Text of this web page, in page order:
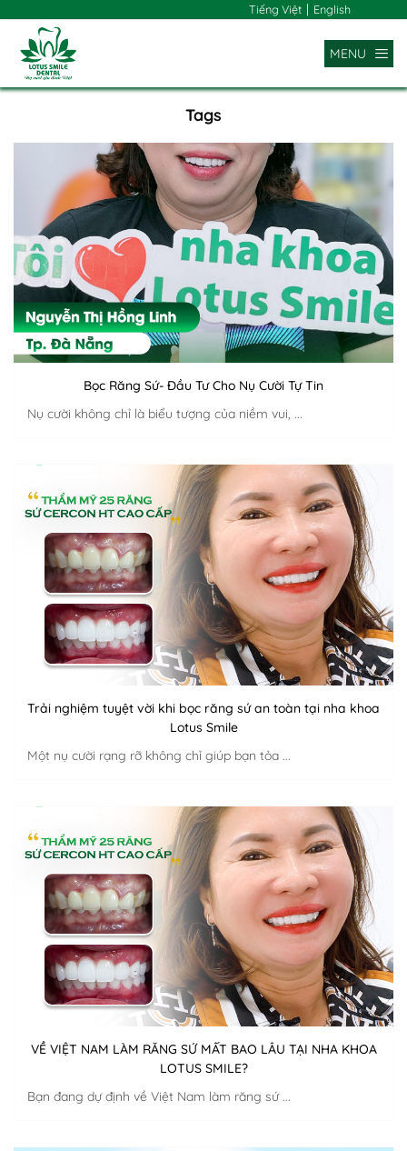
Tiếng Việt | English
MENU
Tags
Bọc Răng Sứ- Đầu Tư Cho Nụ Cười Tự Tin
Nụ cười không chỉ là biểu tượng của niềm vui, ...
Trải nghiệm tuyệt vời khi bọc răng sứ an toàn tại nha khoa
Lotus Smile
Một nụ cười rạng rỡ không chỉ giúp bạn tỏa ...
VỀ VIỆT NAM LÀM RĂNG SỨ MẤT BAO LÂU TẠI NHA KHOA
LOTUS SMILE?
Bạn đang dự định về Việt Nam làm răng sứ ...